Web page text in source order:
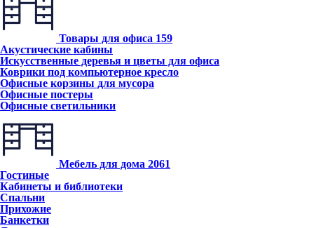
Товары для офиса 159
Акустические кабины
Искусственные деревья и цветы для офиса
Коврики под компьютерное кресло
Офисные корзины для мусора
Офисные постеры
Офисные светильники
Мебель для дома 2061
Гостиные
Кабинеты и библиотеки
Спальни
Прихожие
Банкетки